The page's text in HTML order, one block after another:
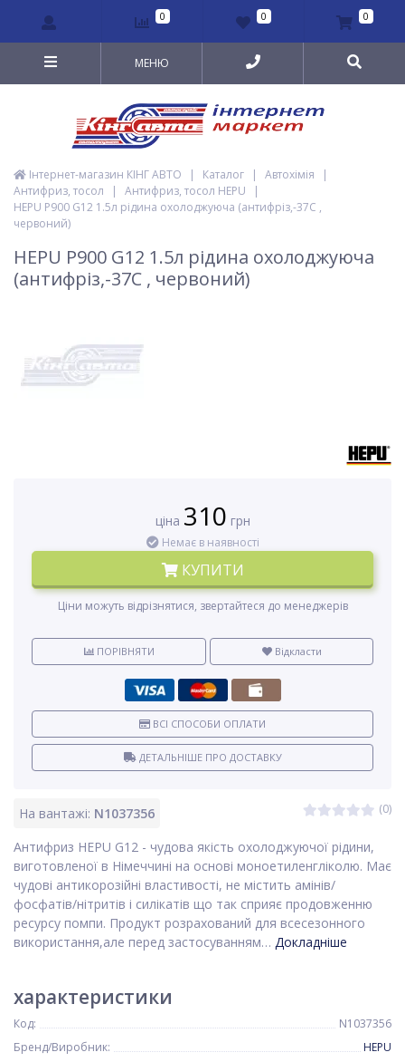
0 0 0
МЕНЮ
Інтернет-магазин КІНГ АВТО | Каталог | Автохімія
|
Антифриз, тосол
| Антифриз, тосол HEPU
|
HEPU P900 G12 1.5л рідина охолоджуюча (антифріз,-37C ,
червоний)
HEPU P900 G12 1.5л рідина охолоджуюча
(антифріз,-37C , червоний)
На вантажі: N1037356 (0)
Антифриз HEPU G12 - чудова якість охолоджуючої рідини,
виготовленої в Німеччині на основі моноетиленгліколю. Має
чудові антикорозійні властивості, не містить амінів/
фосфатів/нітритів і силікатів що так сприяє продовженню
ресурсу помпи. Продукт розрахований для всесезонного
використання,але перед застосуванням… Докладніше
ціна 310 грн
Немає в наявності
КУПИТИ
Ціни можуть відрізнятися, звертайтеся до менеджерів
ПОРІВНЯТИ Відкласти
ВСІ СПОСОБИ ОПЛАТИ
ДЕТАЛЬНІШЕ ПРО ДОСТАВКУ
характеристики
Код:
N1037356
Бренд/Виробник:
HEPU